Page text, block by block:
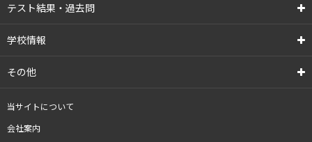
テスト結果・過去問
学校情報
その他
当サイトについて
会社案内